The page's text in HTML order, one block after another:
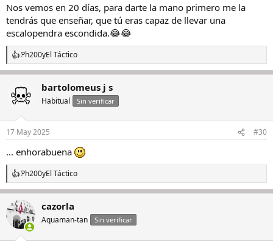
Muchas gracias por tus palabras,
@Joserra56 . Pero es que hacéis
aportaciones interesantísimas.
Estoy preparando nueva actualización de la lista, en este último mes
hay bastantes nuevas entradas.
Enhorabuena para ti también
estatus también.
Bichos a topeeee.​
Nos vemos en 20 días, para darte la mano primero me la
tendrás que enseñar, que tú eras capaz de llevar una
escalopendra escondida.😂😂
R
e
a
c
e
:
Ph200yEl Táctico
bartolomeus j s
Habitual Sin verificar
17 May 2025 #30
... enhorabuena
R
e
c
c
i
Ph200yEl Táctico
cazorla
Aquaman-tan Sin verificar